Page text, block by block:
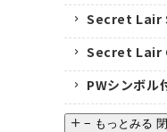
Secret Lair
Secret Lair
PWシンボル
− もっとみる